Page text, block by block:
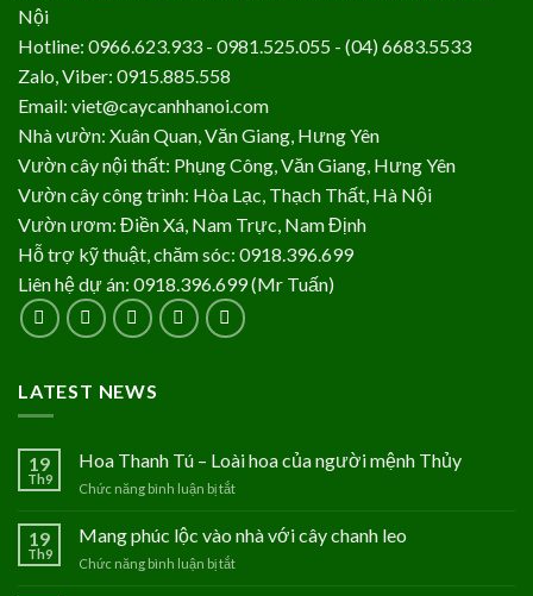
Nội
Hotline: 0966.623.933 - 0981.525.055 - (04) 6683.5533
Zalo, Viber: 0915.885.558
Email: viet@caycanhhanoi.com
Nhà vườn: Xuân Quan, Văn Giang, Hưng Yên
Vườn cây nội thất: Phụng Công, Văn Giang, Hưng Yên
Vườn cây công trình: Hòa Lạc, Thạch Thất, Hà Nội
Vườn ươm: Điền Xá, Nam Trực, Nam Định
Hỗ trợ kỹ thuật, chăm sóc: 0918.396.699
Liên hệ dự án: 0918.396.699 (Mr Tuấn)
LATEST NEWS
19
Th9
Hoa Thanh Tú – Loài hoa của người mệnh Thủy
Chức năng bình luận bị tắt
Thanh
19
Th9
Mang phúc lộc vào nhà với cây chanh leo
Chức năng bình luận bị tắt